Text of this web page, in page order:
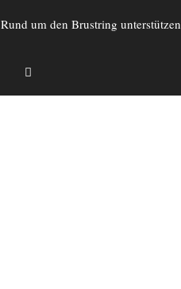
Rund um den Brustring unterstützen